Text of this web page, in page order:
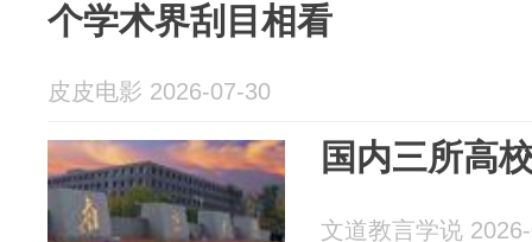
个学术界刮目相看
皮皮电影 2026-07-30
国内三所高
文道教言学说